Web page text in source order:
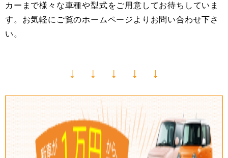
カーまで様々な車種や型式をご用意してお待ちしていま
す。お気軽にご覧のホームページよりお問い合わせ下さ
い。
↓ ↓ ↓ ↓ ↓